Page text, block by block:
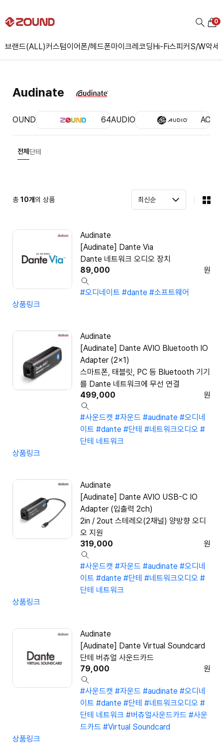
브랜드(ALL)커스텀이어폰/헤드폰마이크레코딩Hi-Fi스피커S/W악세
0
Audinate
ZOUND 64AUDIO ACS
전체 단테
총 10개의 상품
Audinate
[Audinate] Dante Via
Dante 네트워크 오디오 장치
89,000
원
#오디네이트 #dante #소프트웨어
상품링크
Audinate
[Audinate] Dante AVIO Bluetooth IO
Adapter (2x1)
스마트폰, 태블릿, PC 등 Bluetooth 기기
를 Dante 네트워크에 무선 연결
499,000
원
#사운드캣 #자운드 #audinate #오디네
이트 #dante #단테 #네트워크오디오 #
단테 네트워크
상품링크
Audinate
[Audinate] Dante AVIO USB-C IO
Adapter (입출력 2ch)
2in / 2out 스테레오(2채널) 양방향 오디
오 지원
319,000
원
#사운드캣 #자운드 #audinate #오디네
이트 #dante #단테 #네트워크오디오 #
단테 네트워크
상품링크
Audinate
[Audinate] Dante Virtual Soundcard
단테 버츄얼 사운드카드
79,000
원
#사운드캣 #자운드 #audinate #오디네
이트 #dante #단테 #네트워크오디오 #
단테 네트워크 #버츄얼사운드카드 #사운
드카드 #Virtual Soundcard
상품링크